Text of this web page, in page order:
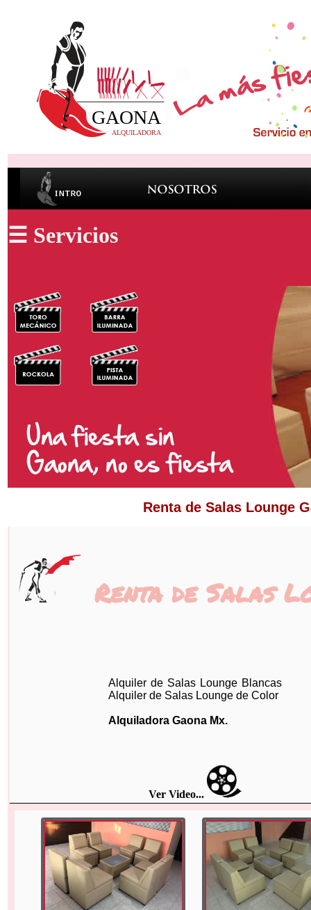
☰ Servicios
Renta de Salas Lounge
Renta de Salas
Alquiler de Salas Lounge Blancas
Alquiler de Salas Lounge de Color
Alquiladora Gaona Mx.
Ver Video...